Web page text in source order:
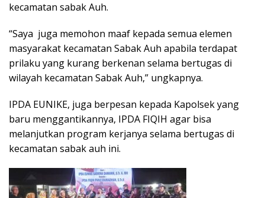
kecamatan sabak Auh.
“Saya juga memohon maaf kepada semua elemen
masyarakat kecamatan Sabak Auh apabila terdapat
prilaku yang kurang berkenan selama bertugas di
wilayah kecamatan Sabak Auh,” ungkapnya.
IPDA EUNIKE, juga berpesan kepada Kapolsek yang
baru menggantikannya, IPDA FIQIH agar bisa
melanjutkan program kerjanya selama bertugas di
kecamatan sabak auh ini.